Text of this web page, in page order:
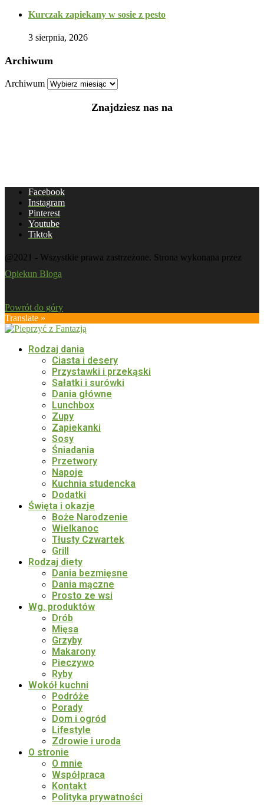
Kurczak zapiekany w sosie z pesto
3 sierpnia, 2026
Archiwum
Archiwum
Znajdziesz nas na
Facebook
Instagram
Pinterest
Youtube
Tiktok
@2021 - Wszystkie prawa zastrzeżone. Strona wykonana przez
Opiekun Bloga
Powrót do góry
Translate »
Rodzaj dania
Ciasta i desery
Przystawki i przekąski
Sałatki i surówki
Dania główne
Lunchbox
Zupy
Zapiekanki
Sosy
Śniadania
Przetwory
Napoje
Kuchnia studencka
Dodatki
Święta i okazje
Boże Narodzenie
Wielkanoc
Tłusty Czwartek
Grill
Rodzaj diety
Dania bezmięsne
Dania mączne
Prosto ze wsi
Wg. produktów
Drób
Mięsa
Grzyby
Makarony
Pieczywo
Ryby
Wokół kuchni
Podróże
Porady
Dom i ogród
Lifestyle
Zdrowie i uroda
O stronie
O mnie
Współpraca
Kontakt
Polityka prywatności